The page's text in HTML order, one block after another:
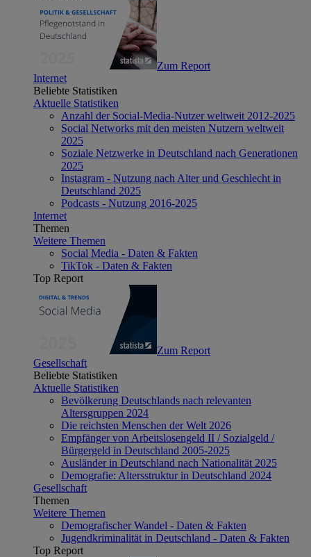
Zum Report
Internet
Beliebte Statistiken
Aktuelle Statistiken
Anzahl der Social-Media-Nutzer weltweit 2012-2025
Social Networks mit den meisten Nutzern weltweit
2025
Soziale Netzwerke in Deutschland nach Generationen
2025
Instagram - Nutzung nach Alter und Geschlecht in
Deutschland 2025
Podcasts - Nutzung 2016-2025
Internet
Themen
Weitere Themen
Social Media - Daten & Fakten
TikTok - Daten & Fakten
Top Report
Zum Report
Gesellschaft
Beliebte Statistiken
Aktuelle Statistiken
Bevölkerung Deutschlands nach relevanten
Altersgruppen 2024
Die reichsten Menschen der Welt 2026
Empfänger von Arbeitslosengeld II / Sozialgeld /
Bürgergeld in Deutschland 2005-2025
Ausländer in Deutschland nach Nationalität 2025
Demografie: Altersstruktur in Deutschland 2024
Gesellschaft
Themen
Weitere Themen
Demografischer Wandel - Daten & Fakten
Jugendkriminalität in Deutschland - Daten & Fakten
Top Report